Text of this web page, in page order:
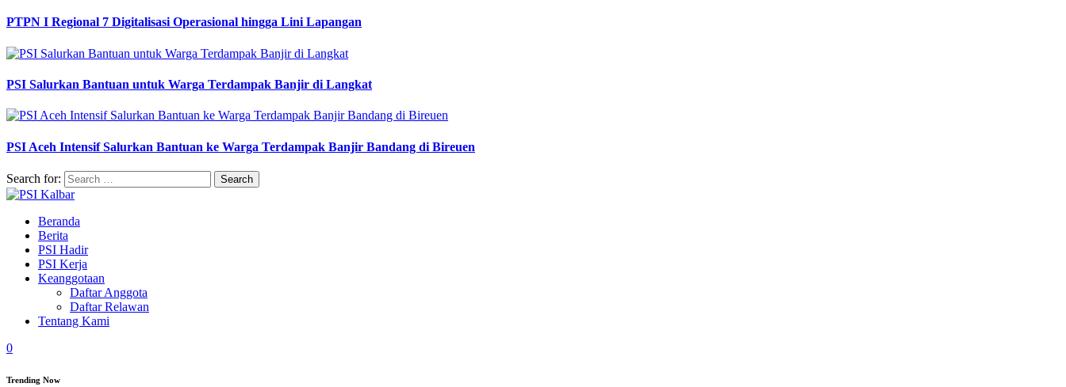
PTPN I Regional 7 Digitalisasi Operasional hingga Lini Lapangan
PSI Salurkan Bantuan untuk Warga Terdampak Banjir di Langkat
PSI Aceh Intensif Salurkan Bantuan ke Warga Terdampak Banjir Bandang di Bireuen
Search for:
Beranda
Berita
PSI Hadir
PSI Kerja
Keanggotaan
Daftar Anggota
Daftar Relawan
Tentang Kami
0
Trending Now